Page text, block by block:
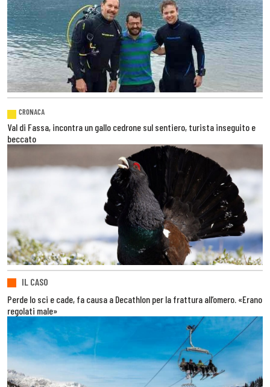
CRONACA
Val di Fassa, incontra un gallo cedrone sul sentiero, turista inseguito e
beccato
IL CASO
Perde lo sci e cade, fa causa a Decathlon per la frattura all’omero. «Erano
regolati male»